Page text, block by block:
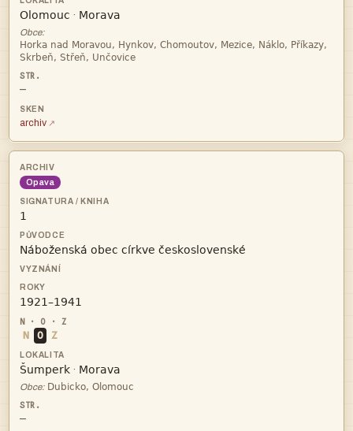
 · 
Obce:


—
archiv
Opava



N O Z
 · 
Obce: 
—